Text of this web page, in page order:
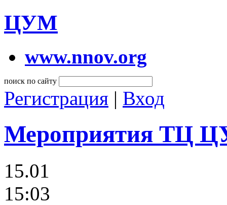
ЦУМ
www.nnov.org
поиск по сайту
Регистрация | Вход
Мероприятия ТЦ
15.01
15:03